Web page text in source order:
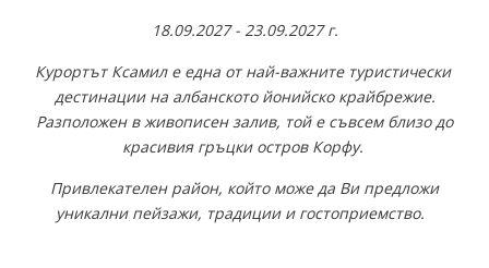
18.09.2027 - 23.09.2027 г.
Курортът Ксамил е една от най-важните туристически
дестинации на албанското йонийско крайбрежие.
Разположен в живописен залив, той е съвсем близо до
красивия гръцки остров Корфу.
Привлекателен район, който може да Ви предложи
уникални пейзажи, традиции и гостоприемство.